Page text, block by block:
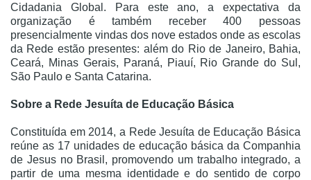
Cidadania Global. Para este ano, a expectativa da
organização é também receber 400 pessoas
presencialmente vindas dos nove estados onde as escolas
da Rede estão presentes: além do Rio de Janeiro, Bahia,
Ceará, Minas Gerais, Paraná, Piauí, Rio Grande do Sul,
São Paulo e Santa Catarina.
Sobre a Rede Jesuíta de Educação Básica
Constituída em 2014, a Rede Jesuíta de Educação Básica
reúne as 17 unidades de educação básica da Companhia
de Jesus no Brasil, promovendo um trabalho integrado, a
partir de uma mesma identidade e do sentido de corpo